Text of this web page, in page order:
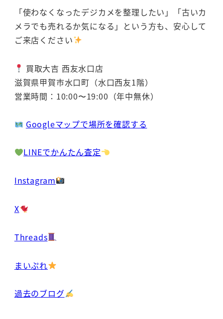
「使わなくなったデジカメを整理したい」「古いカ
メラでも売れるか気になる」という方も、安心して
ご来店ください
買取大吉 西友水口店
滋賀県甲賀市水口町（水口西友1階）
営業時間：10:00〜19:00（年中無休）
Googleマップで場所を確認する
LINEでかんたん査定
Instagram
X
Threads
まいぷれ
過去のブログ